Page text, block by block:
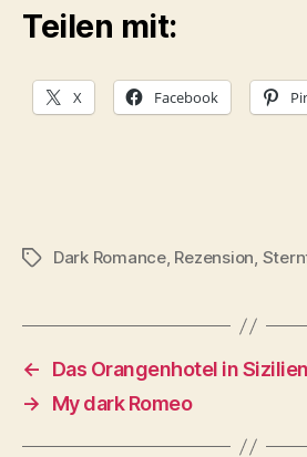
Teilen mit:
X Facebook
Schlagwörter
Dark Romance, Rezension,
←
Das Orangenhotel in Sizilien
→
My dark Romeo